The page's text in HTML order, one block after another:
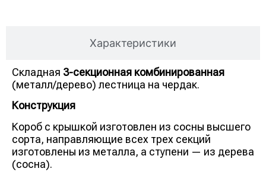
Характеристики
Складная 3-секционная комбинированная
(металл/дерево) лестница на чердак.
Конструкция
Короб с крышкой изготовлен из сосны высшего
сорта, направляющие всех трех секций
изготовлены из металла, а ступени — из дерева
(сосна).